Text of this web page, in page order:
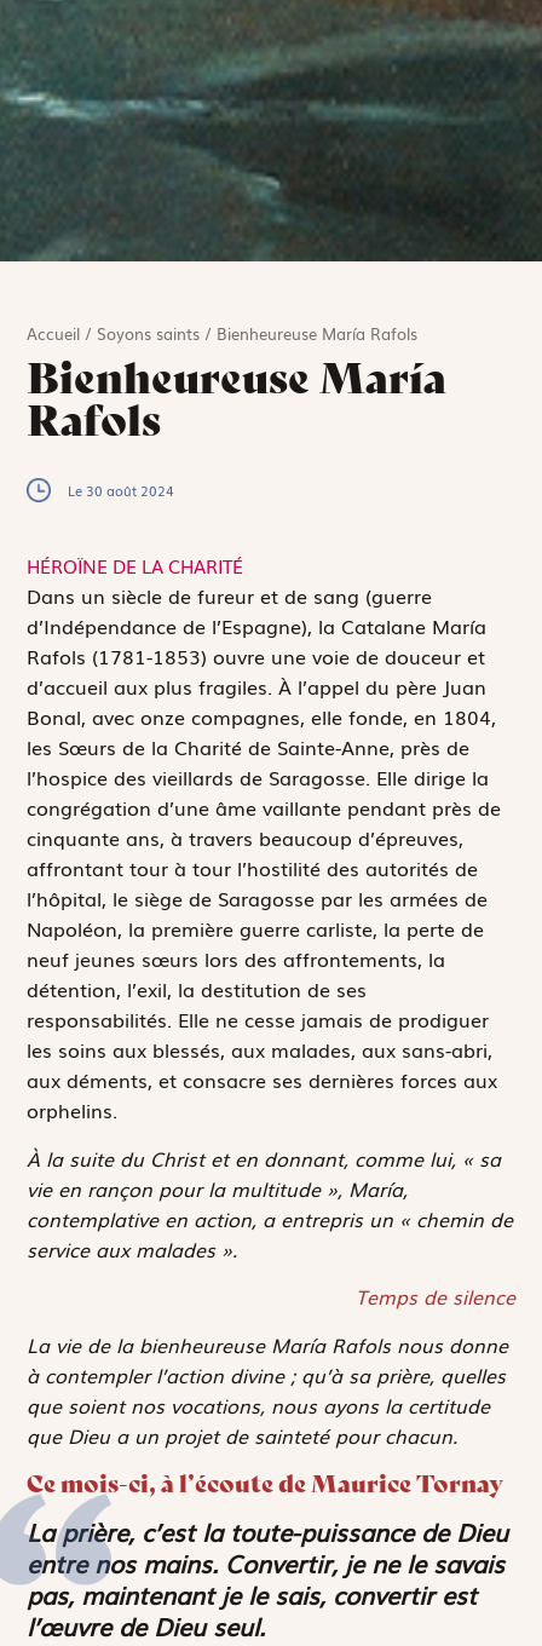
Accueil / Soyons saints / Bienheureuse María Rafols
Bienheureuse María
Rafols
Le 30 août 2024
HÉROÏNE DE LA CHARITÉ
Dans un siècle de fureur et de sang (guerre
d’Indépendance de l’Espagne), la Catalane María
Rafols (1781-1853) ouvre une voie de douceur et
d’accueil aux plus fragiles. À l’appel du père Juan
Bonal, avec onze compagnes, elle fonde, en 1804,
les Sœurs de la Charité de Sainte-Anne, près de
l’hospice des vieillards de Saragosse. Elle dirige la
congrégation d’une âme vaillante pendant près de
cinquante ans, à travers beaucoup d’épreuves,
affrontant tour à tour l’hostilité des autorités de
l’hôpital, le siège de Saragosse par les armées de
Napoléon, la première guerre carliste, la perte de
neuf jeunes sœurs lors des affrontements, la
détention, l’exil, la destitution de ses
responsabilités. Elle ne cesse jamais de prodiguer
les soins aux blessés, aux malades, aux sans-abri,
aux déments, et consacre ses dernières forces aux
orphelins.
À la suite du Christ et en donnant, comme lui, « sa
vie en rançon pour la multitude », María,
contemplative en action, a entrepris un « chemin de
service aux malades ».
Temps de silence
La vie de la bienheureuse María Rafols nous donne
à contempler l’action divine ; qu’à sa prière, quelles
que soient nos vocations, nous ayons la certitude
que Dieu a un projet de sainteté pour chacun.
Ce mois-ci, à l’écoute de Maurice Tornay
La prière, c’est la toute-puissance de Dieu
entre nos mains. Convertir, je ne le savais
pas, maintenant je le sais, convertir est
l’œuvre de Dieu seul.